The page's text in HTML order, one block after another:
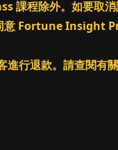
課程除外。如要取
意 Fortune Insight
行退款。請查閱有關